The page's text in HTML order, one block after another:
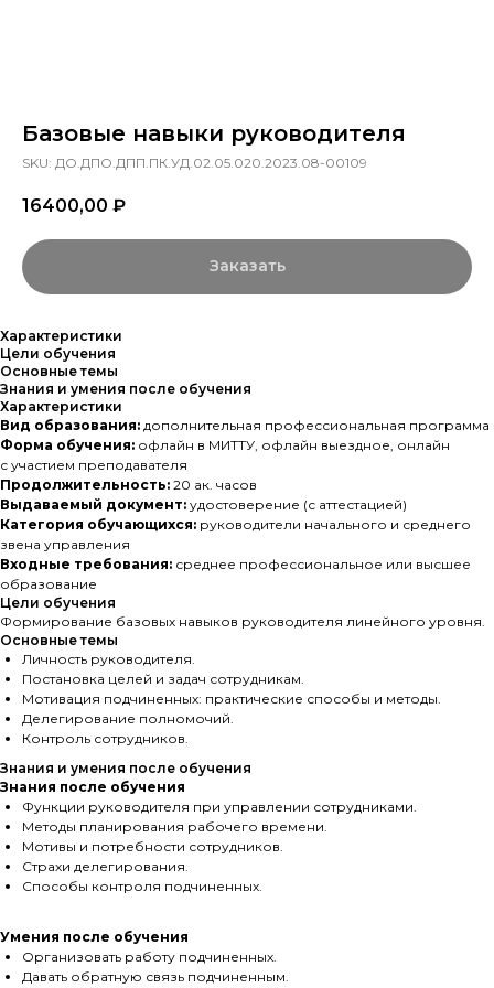
Базовые навыки руководителя
SKU: ДО.ДПО.ДПП.ПК.УД.02.05.020.2023.08-00109
16400,00 ₽
Заказать
Характеристики
Цели обучения
Основные темы
Знания и умения после обучения
Характеристики
Вид образования: дополнительная профессиональная программа
Форма обучения: офлайн в МИТТУ, офлайн выездное, онлайн
с участием преподавателя
Продолжительность: 20 ак. часов
Выдаваемый документ: удостоверение (с аттестацией)
Категория обучающихся: руководители начального и среднего
звена управления
Входные требования: среднее профессиональное или высшее
образование
Цели обучения
Формирование базовых навыков руководителя линейного уровня.
Основные темы
Личность руководителя.
Постановка целей и задач сотрудникам.
Мотивация подчиненных: практические способы и методы.
Делегирование полномочий.
Контроль сотрудников.
Знания и умения после обучения
Знания после обучения
Функции руководителя при управлении сотрудниками.
Методы планирования рабочего времени.
Мотивы и потребности сотрудников.
Страхи делегирования.
Способы контроля подчиненных.
Умения после обучения
Организовать работу подчиненных.
Давать обратную связь подчиненным.